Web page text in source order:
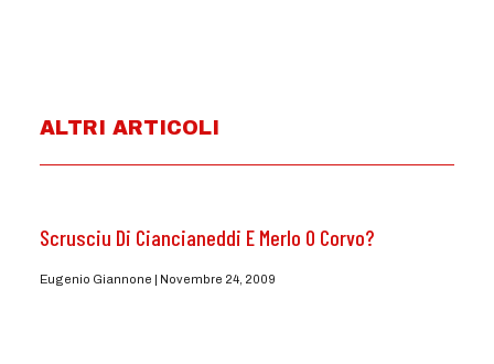
ALTRI ARTICOLI
Scrusciu Di Ciancianeddi E Merlo O Corvo?
Eugenio Giannone Novembre 24, 2009